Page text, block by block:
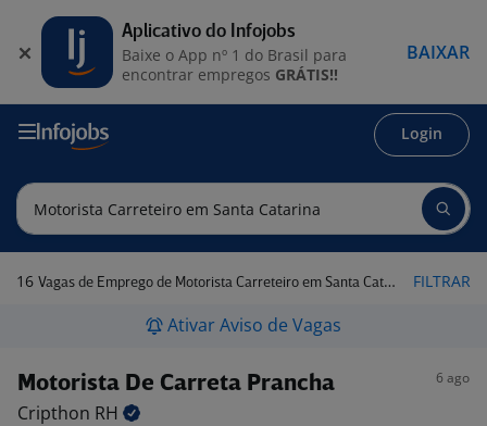
Login
16 Vagas de Emprego de Motorista Carreteiro em Santa Catarina FILTRAR
Ativar Aviso de Vagas
Motorista De Carreta Prancha 6 ago
Cripthon RH
Aplicativo do Infojobs
Baixe o App nº 1 do Brasil para
encontrar empregos GRÁTIS!!
BAIXAR